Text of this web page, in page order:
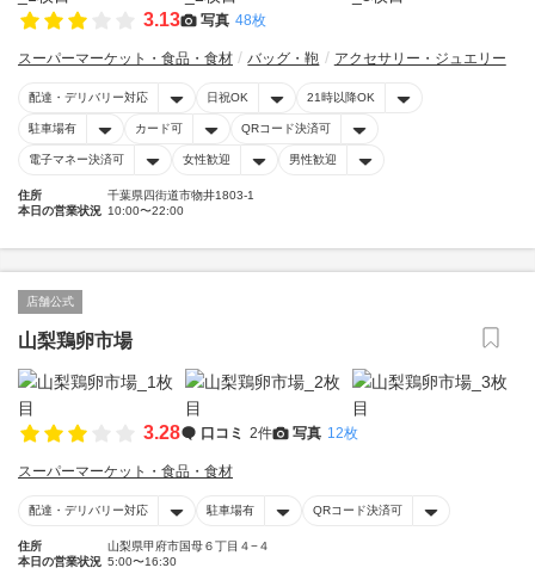
3.13 写真 48枚
スーパーマーケット・食品・食材 バッグ・鞄 アクセサリー・ジュエリー
配達・デリバリー対応 日祝OK 21時以降OK
駐車場有 カード可 QRコード決済可
電子マネー決済可 女性歓迎 男性歓迎
住所
千葉県四街道市物井1803-1
本日の営業状況 10:00〜22:00
店舗公式
山梨鶏卵市場
3.28 口コミ 2件 写真 12枚
スーパーマーケット・食品・食材
配達・デリバリー対応 駐車場有 QRコード決済可
住所
山梨県甲府市国母６丁目４−４
本日の営業状況 5:00〜16:30